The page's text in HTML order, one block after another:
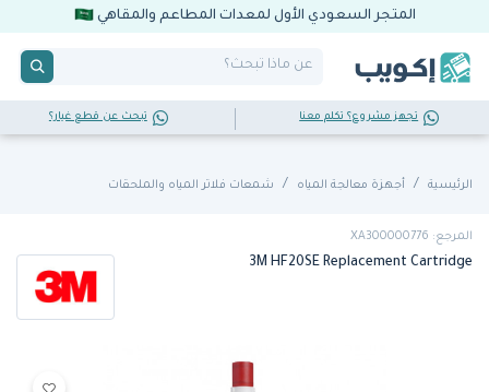
المتجر السعودي الأول لمعدات المطاعم والمقاهي
تجهز مشروع؟ تكلم معنا تبحث عن قطع غيار؟
الرئيسية أجهزة معالجة المياه شمعات فلاتر المياه والملحقات
المرجع: XA300000776
3M HF20SE Replacement Cartridge